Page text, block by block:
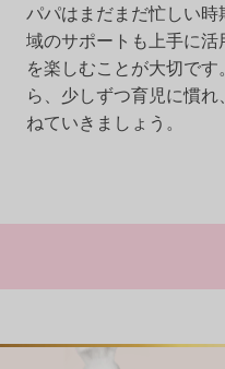
パパはまだまだ忙しい
域のサポートも上手に活
を楽しむことが大切で
ら、少しずつ育児に慣
ねていきましょう。